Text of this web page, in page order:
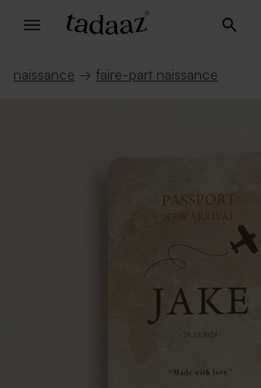
naissance → faire-part naissance